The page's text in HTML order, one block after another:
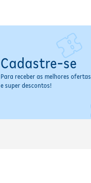
Cadastre-se
Para receber as melhores ofertas
e super descontos!